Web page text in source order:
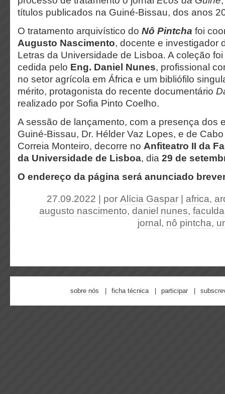
títulos publicados na Guiné-Bissau, dos anos
O tratamento arquivístico do Nô Pintcha foi
Augusto Nascimento, docente e investigador
Letras da Universidade de Lisboa. A coleção
cedida pelo Eng. Daniel Nunes, profissional
no setor agrícola em África e um bibliófilo
mérito, protagonista do recente documentário
realizado por Sofia Pinto Coelho.
A sessão de lançamento, com a presença dos
Guiné-Bissau, Dr. Hélder Vaz Lopes, e de
Correia Monteiro, decorre no Anfiteatro II da
da Universidade de Lisboa, dia 29 de
O endereço da página será anunciado
27.09.2022 | por Alícia Gaspar africa,
augusto nascimento, daniel nunes,
jornal , nô pintcha,
sobre nós ficha técnica participar